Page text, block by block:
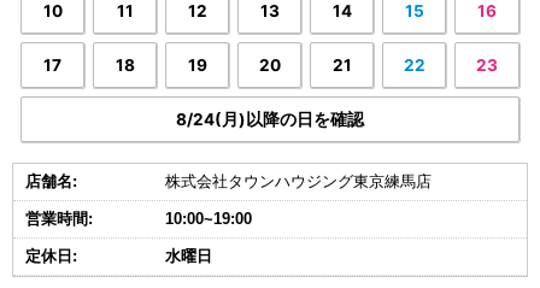
10 11 12 13 14 15 16
17 18 19 20 21 22 23
8/24(月)以降の日を確認
店舗名: 株式会社タウンハウジング東京練馬店
営業時間: 10:00~19:00
定休日: 水曜日